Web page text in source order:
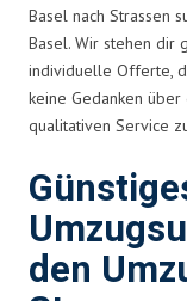
Basel nach Strassen
Basel. Wir stehen dir
individuelle Offerte,
keine Gedanken über
qualitativen Service
den